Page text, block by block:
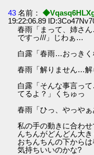
43 名前：
19:22:06.89
春雨「まって、姉さ
ですっ///」じわぁ…
白露「春雨…おっきく
春雨「解りません…解
白露「そんな事言っ
てるよ？」くちゅっ
春雨「ひっ、やっや
私の手の動きに合わ
んちんがどんどん大き
おちんちんの下から
気持ちいいのかな?